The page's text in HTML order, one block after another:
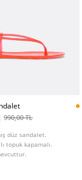
990,00 TL
düz sandalet.
topuk kapamalı.